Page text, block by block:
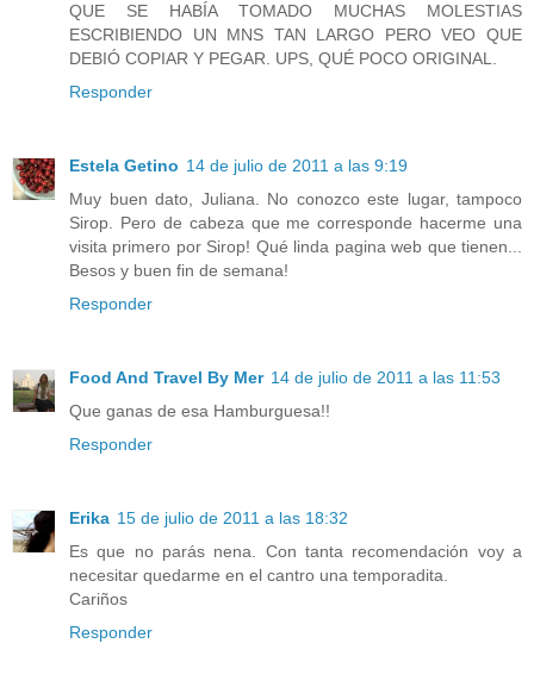
QUE SE HABÍA TOMADO MUCHAS MOLESTIAS
ESCRIBIENDO UN MNS TAN LARGO PERO VEO QUE
DEBIÓ COPIAR Y PEGAR. UPS, QUÉ POCO ORIGINAL.
Responder
Estela Getino 14 de julio de 2011 a las 9:19
Muy buen dato, Juliana. No conozco este lugar, tampoco
Sirop. Pero de cabeza que me corresponde hacerme una
visita primero por Sirop! Qué linda pagina web que tienen...
Besos y buen fin de semana!
Responder
Food And Travel By Mer 14 de julio de 2011 a las 11:53
Que ganas de esa Hamburguesa!!
Responder
Erika 15 de julio de 2011 a las 18:32
Es que no parás nena. Con tanta recomendación voy a
necesitar quedarme en el cantro una temporadita.
Cariños
Responder